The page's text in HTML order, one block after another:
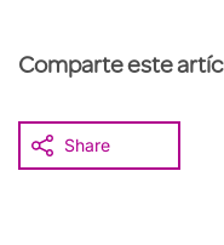
Comparte este
Share